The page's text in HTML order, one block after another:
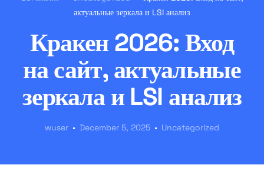
актуальные зеркала и LSI анализ
Кракен 2026: Вход
на сайт, актуальные
зеркала и LSI анализ
wuser December 5, 2025 Uncategorized